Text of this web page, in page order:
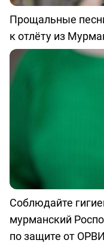
Прощальные
к отлёту из
Соблюдайте
мурманский
по защите от